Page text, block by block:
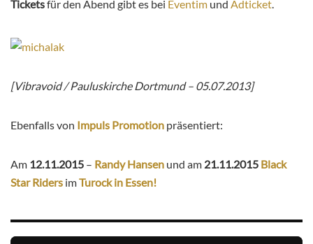
Ticketsfür den Abend gibt es bei Eventim und Adticket.
[Vibravoid / Pauluskirche Dortmund – 05.07.2013]
Ebenfalls von Impuls Promotion präsentiert:
Am 12.11.2015 – Randy Hansen und am 21.11.2015 Black
Star Riders imTurock in Essen!